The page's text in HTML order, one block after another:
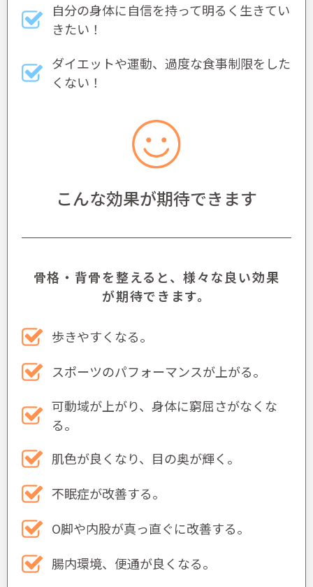
自分の身体に自信を持って明るく生きてい
きたい！
ダイエットや運動、過度な食事制限をした
くない！
こんな効果が期待できます
骨格・背骨を整えると、様々な良い効果
が期待できます。
歩きやすくなる。
スポーツのパフォーマンスが上がる。
可動域が上がり、身体に窮屈さがなくな
る。
肌色が良くなり、目の奥が輝く。
不眠症が改善する。
O脚や内股が真っ直ぐに改善する。
腸内環境、便通が良くなる。